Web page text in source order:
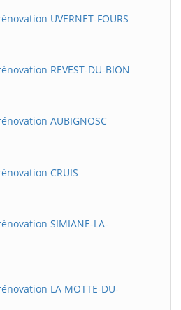
UVERNET-FOURS
REVEST-DU-BION
AUBIGNOSC
CRUIS
SIMIANE-LA-
LA MOTTE-DU-